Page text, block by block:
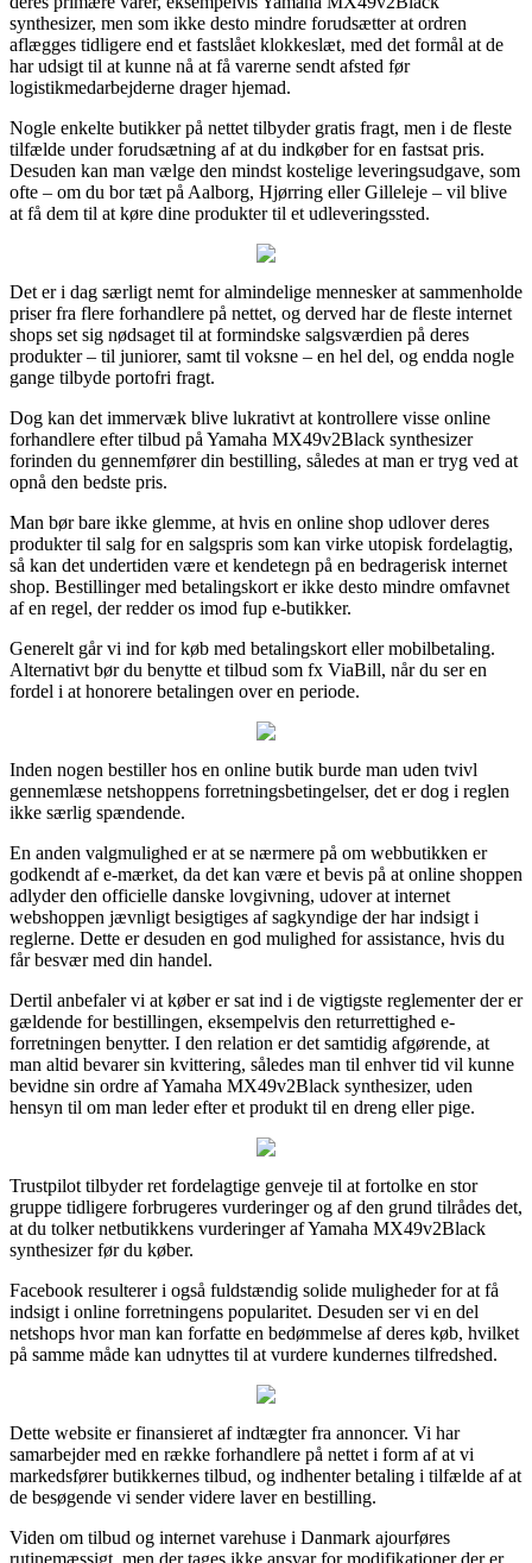
synthesizer, men som ikke desto mindre forudsætter at ordren
aflægges tidligere end et fastslået klokkeslæt, med det formål at de
har udsigt til at kunne nå at få varerne sendt afsted før
logistikmedarbejderne drager hjemad.
Nogle enkelte butikker på nettet tilbyder gratis fragt, men i de fleste
tilfælde under forudsætning af at du indkøber for en fastsat pris.
Desuden kan man vælge den mindst kostelige leveringsudgave, som
ofte – om du bor tæt på Aalborg, Hjørring eller Gilleleje – vil blive
at få dem til at køre dine produkter til et udleveringssted.
Det er i dag særligt nemt for almindelige mennesker at sammenholde
priser fra flere forhandlere på nettet, og derved har de fleste internet
shops set sig nødsaget til at formindske salgsværdien på deres
produkter – til juniorer, samt til voksne – en hel del, og endda nogle
gange tilbyde portofri fragt.
Dog kan det immervæk blive lukrativt at kontrollere visse online
forhandlere efter tilbud på Yamaha MX49v2Black synthesizer
forinden du gennemfører din bestilling, således at man er tryg ved at
opnå den bedste pris.
Man bør bare ikke glemme, at hvis en online shop udlover deres
produkter til salg for en salgspris som kan virke utopisk fordelagtig,
så kan det undertiden være et kendetegn på en bedragerisk internet
shop. Bestillinger med betalingskort er ikke desto mindre omfavnet
af en regel, der redder os imod fup e-butikker.
Generelt går vi ind for køb med betalingskort eller mobilbetaling.
Alternativt bør du benytte et tilbud som fx ViaBill, når du ser en
fordel i at honorere betalingen over en periode.
Inden nogen bestiller hos en online butik burde man uden tvivl
gennemlæse netshoppens forretningsbetingelser, det er dog i reglen
ikke særlig spændende.
En anden valgmulighed er at se nærmere på om webbutikken er
godkendt af e-mærket, da det kan være et bevis på at online shoppen
adlyder den officielle danske lovgivning, udover at internet
webshoppen jævnligt besigtiges af sagkyndige der har indsigt i
reglerne. Dette er desuden en god mulighed for assistance, hvis du
får besvær med din handel.
Dertil anbefaler vi at køber er sat ind i de vigtigste reglementer der er
gældende for bestillingen, eksempelvis den returrettighed e-
forretningen benytter. I den relation er det samtidig afgørende, at
man altid bevarer sin kvittering, således man til enhver tid vil kunne
bevidne sin ordre af Yamaha MX49v2Black synthesizer, uden
hensyn til om man leder efter et produkt til en dreng eller pige.
Trustpilot tilbyder ret fordelagtige genveje til at fortolke en stor
gruppe tidligere forbrugeres vurderinger og af den grund tilrådes det,
at du tolker netbutikkens vurderinger af Yamaha MX49v2Black
synthesizer før du køber.
Facebook resulterer i også fuldstændig solide muligheder for at få
indsigt i online forretningens popularitet. Desuden ser vi en del
netshops hvor man kan forfatte en bedømmelse af deres køb, hvilket
på samme måde kan udnyttes til at vurdere kundernes tilfredshed.
Dette website er finansieret af indtægter fra annoncer. Vi har
samarbejder med en række forhandlere på nettet i form af at vi
markedsfører butikkernes tilbud, og indhenter betaling i tilfælde af at
de besøgende vi sender videre laver en bestilling.
Viden om tilbud og internet varehuse i Danmark ajourføres
rutinemæssigt, men der tages ikke ansvar for modifikationer der er